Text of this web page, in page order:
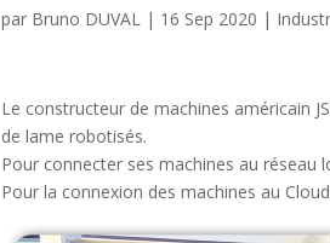
par Bruno DUVAL | 16 Sep 2020 |
Le constructeur de machines américain
de lame robotisés.
Pour connecter ses machines au réseau
Pour la connexion des machines au